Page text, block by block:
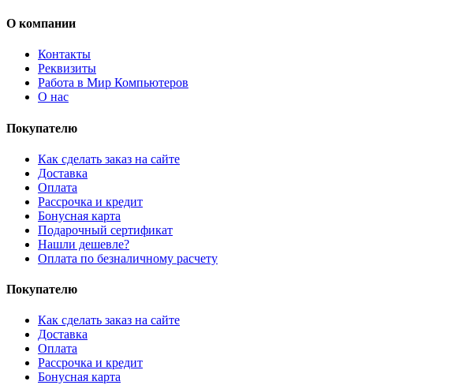
О компании
Контакты
Реквизиты
Работа в Мир Компьютеров
О нас
Покупателю
Как сделать заказ на сайте
Доставка
Оплата
Рассрочка и кредит
Бонусная карта
Подарочный сертификат
Нашли дешевле?
Оплата по безналичному расчету
Покупателю
Как сделать заказ на сайте
Доставка
Оплата
Рассрочка и кредит
Бонусная карта